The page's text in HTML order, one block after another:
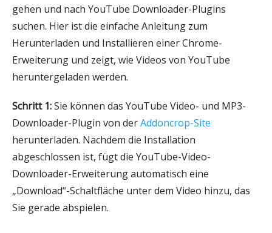
gehen und nach YouTube Downloader-Plugins
suchen. Hier ist die einfache Anleitung zum
Herunterladen und Installieren einer Chrome-
Erweiterung und zeigt, wie Videos von YouTube
heruntergeladen werden.
Schritt 1:Sie können das YouTube Video- und MP3-
Downloader-Plugin von derAddoncrop-Site
herunterladen. Nachdem die Installation
abgeschlossen ist, fügt die YouTube-Video-
Downloader-Erweiterung automatisch eine
„Download“-Schaltfläche unter dem Video hinzu, das
Sie gerade abspielen.